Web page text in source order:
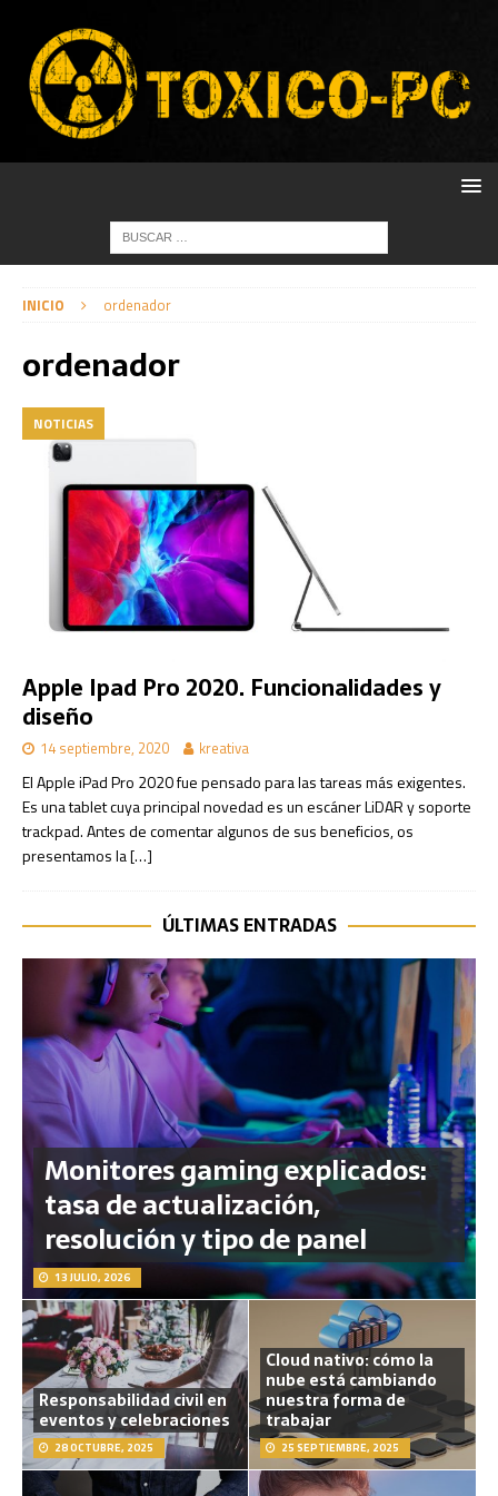
INICIO ordenador
ordenador
NOTICIAS
Apple Ipad Pro 2020. Funcionalidades y
diseño
14 septiembre, 2020 kreativa
El Apple iPad Pro 2020 fue pensado para las tareas más exigentes.
Es una tablet cuya principal novedad es un escáner LiDAR y soporte
trackpad. Antes de comentar algunos de sus beneficios, os
presentamos la[…]
ÚLTIMAS ENTRADAS
Monitores gaming explicados:
tasa de actualización,
resolución y tipo de panel
13 JULIO, 2026
Responsabilidad civil en
eventos y celebraciones
28 OCTUBRE, 2025
Cloud nativo: cómo la
nube está cambiando
nuestra forma de
trabajar
25 SEPTIEMBRE, 2025